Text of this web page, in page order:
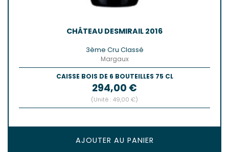
CHÂTEAU DESMIRAIL 2016
3ème Cru Classé
Margaux
CAISSE BOIS DE 6 BOUTEILLES 75 CL
Prix
294,00 €
(Unité : 49,00 €)
AJOUTER AU PANIER